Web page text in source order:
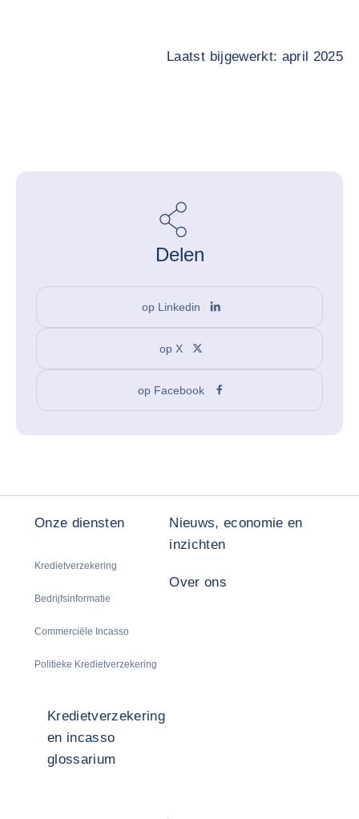
Laatst bijgewerkt: april 2025
Delen
op Linkedin
op X
op Facebook
Onze diensten
Kredietverzekering
Bedrijfsinformatie
Commerciële Incasso
Politieke Kredietverzekering
Nieuws, economie en
inzichten
Over ons
Kredietverzekering
en incasso
glossarium